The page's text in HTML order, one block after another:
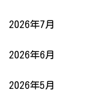
2026年7月
2026年6月
2026年5月